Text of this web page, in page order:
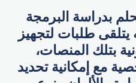
بدراسة البرمجة
يتلقى طلبات لتجهيز
بتلك المنصات،
مع إمكانية تحديد